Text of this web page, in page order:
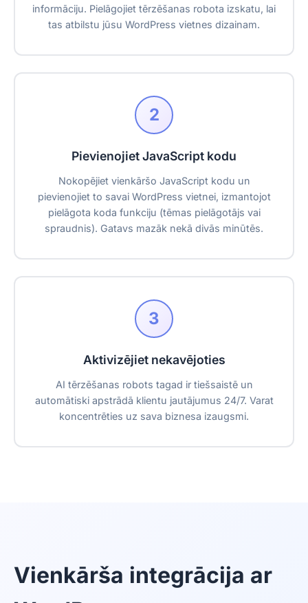
informāciju. Pielāgojiet tērzēšanas robota izskatu, lai
tas atbilstu jūsu WordPress vietnes dizainam.
2
Pievienojiet JavaScript kodu
Nokopējiet vienkāršo JavaScript kodu un
pievienojiet to savai WordPress vietnei, izmantojot
pielāgota koda funkciju (tēmas pielāgotājs vai
spraudnis). Gatavs mazāk nekā divās minūtēs.
3
Aktivizējiet nekavējoties
AI tērzēšanas robots tagad ir tiešsaistē un
automātiski apstrādā klientu jautājumus 24/7. Varat
koncentrēties uz sava biznesa izaugsmi.
Vienkārša integrācija ar